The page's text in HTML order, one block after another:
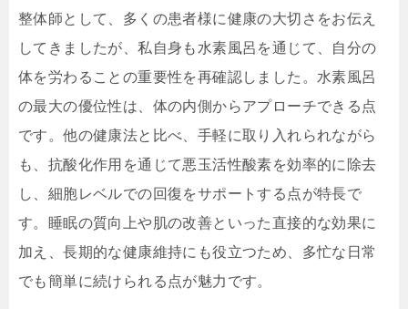
整体師として、多くの患者様に健康の大切さをお伝え
してきましたが、私自身も水素風呂を通じて、自分の
体を労わることの重要性を再確認しました。水素風呂
の最大の優位性は、体の内側からアプローチできる点
です。他の健康法と比べ、手軽に取り入れられながら
も、抗酸化作用を通じて悪玉活性酸素を効率的に除去
し、細胞レベルでの回復をサポートする点が特長で
す。睡眠の質向上や肌の改善といった直接的な効果に
加え、長期的な健康維持にも役立つため、多忙な日常
でも簡単に続けられる点が魅力です。